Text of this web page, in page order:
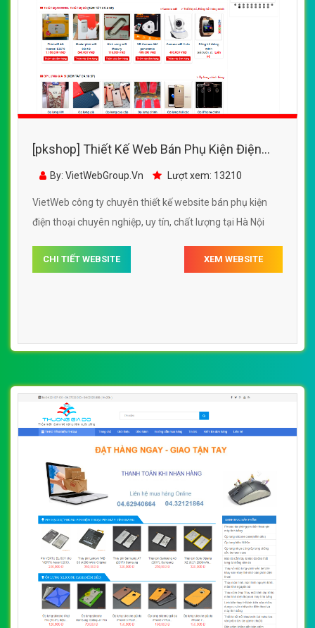
[pkshop] Thiết Kế Web Bán Phụ Kiện Điện
Thoại MAO đẹp SEO nhanh hiệu quả
By: VietWebGroup.Vn Lượt xem: 13210
VietWeb công ty chuyên thiết kế website bán phụ kiện
điện thoại chuyên nghiệp, uy tín, chất lượng tại Hà Nội
CHI TIẾT WEBSITE XEM WEBSITE